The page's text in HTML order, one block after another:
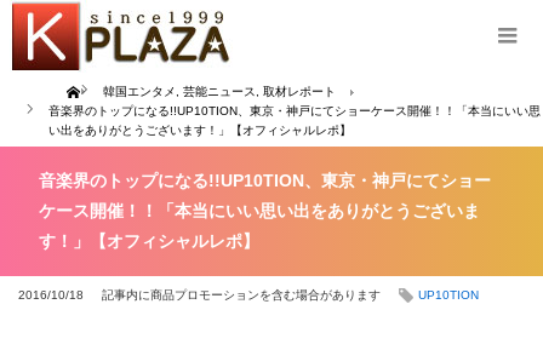
Home 韓国エンタメ 芸能ニュース
取材レポート
音楽界のトップになる!!UP10TION、東京・神戸にてショーケース開催！！「本当にいい思
い出をありがとうございます！」【オフィシャルレポ】
音楽界のトップになる!!UP10TION、東京・神戸にてショー
ケース開催！！「本当にいい思い出をありがとうございま
す！」【オフィシャルレポ】
2016/10/18 記事内に商品プロモーションを含む場合があります UP10TION